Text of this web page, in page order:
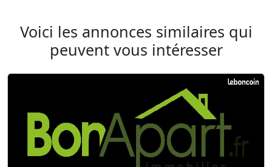
Voici les annonces similaires qui
peuvent vous intéresser